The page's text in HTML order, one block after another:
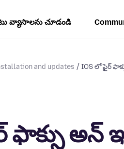
వ్యాసాలను చూడండి
and updates IOS లో ఫైర్
ఫాక్సు అన్